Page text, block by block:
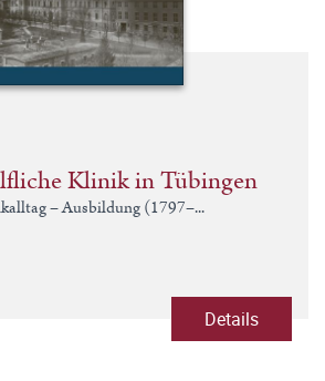
Klinik in Tübingen
– Ausbildung (1797–...
Details